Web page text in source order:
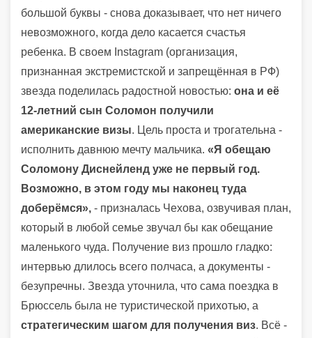
большой буквы - снова доказывает, что нет ничего
невозможного, когда дело касается счастья
ребенка. В своем Instagram (организация,
признанная экстремистской и запрещённая в РФ)
звезда поделилась радостной новостью: она и её
12-летний сын Соломон получили
американские визы. Цель проста и трогательна -
исполнить давнюю мечту мальчика. «Я обещаю
Соломону Диснейленд уже не первый год.
Возможно, в этом году мы наконец туда
доберёмся», - призналась Чехова, озвучивая план,
который в любой семье звучал бы как обещание
маленького чуда. Получение виз прошло гладко:
интервью длилось всего полчаса, а документы -
безупречны. Звезда уточнила, что сама поездка в
Брюссель была не туристической прихотью, а
стратегическим шагом для получения виз. Всё -